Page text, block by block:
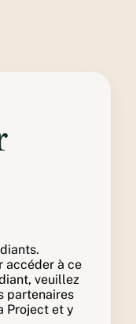
accéder à ce
veuillez
partenaires
Project et y